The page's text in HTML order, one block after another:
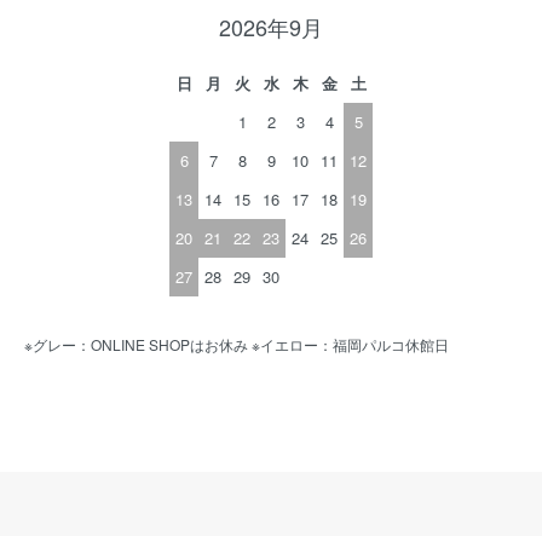
2026年9月
日 月 火 水 木 金
土
1
2 3 4
5
6
7 8 9 10 11
12
13 14 15 16 17 18 19
20 21 22 23 24 25 26
27 28 29 30
※グレー：ONLINE SHOPはお休み ※イエロー：福岡パルコ休館日